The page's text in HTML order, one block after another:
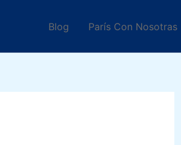
Blog París Con Nosotras